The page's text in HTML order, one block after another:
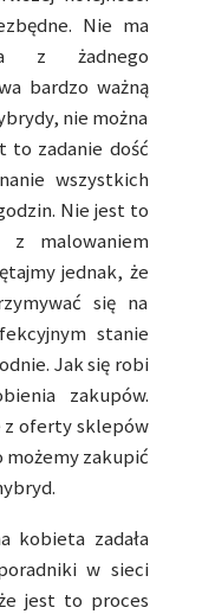
Nie ma
z żadnego
bardzo ważną
nie można
to zadanie dość
wszystkich
Nie jest to
z malowaniem
jednak, że
się na
stanie
Jak się robi
zakupów.
z oferty sklepów
zakupić
kobieta zadała
w sieci
jest to proces